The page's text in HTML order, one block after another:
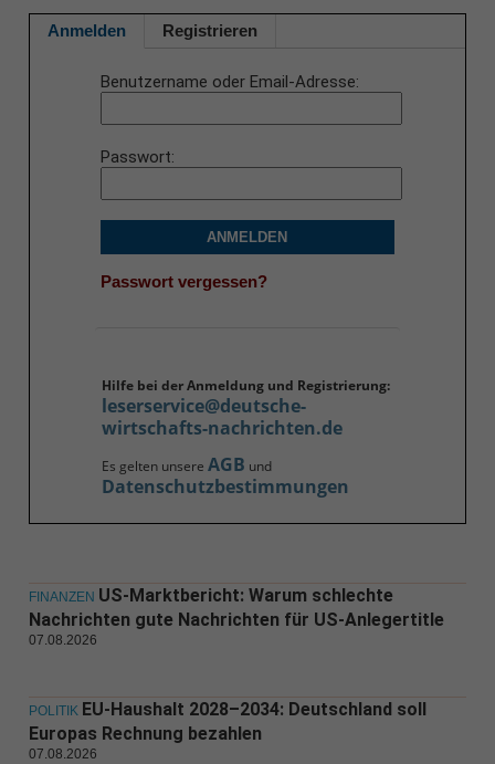
Anmelden Registrieren
Benutzername oder Email-Adresse
Passwort
ANMELDEN
Passwort vergessen?
Hilfe bei der Anmeldung und Registrierung:
leserservice@deutsche-
wirtschafts-nachrichten.de
Es gelten unsere AGB und
Datenschutzbestimmungen
FINANZEN US-Marktbericht: Warum schlechte
Nachrichten gute Nachrichten für US-Anlegertitle
07.08.2026
POLITIK EU-Haushalt 2028–2034: Deutschland soll
Europas Rechnung bezahlen
07.08.2026